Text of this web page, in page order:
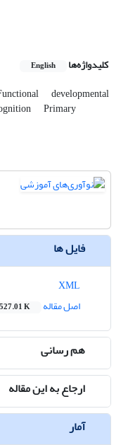
کلیدواژه‌ها English
developmental
Primary
فایل ها
اصل مقاله
527.01 K
هم رسانی
ارجاع به این مقاله
آمار